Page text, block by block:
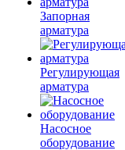
Запорная
арматура
Регулирующая
арматура
Насосное
оборудование